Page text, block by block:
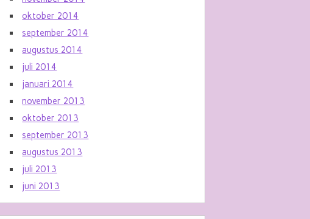
oktober 2014
september 2014
augustus 2014
juli 2014
januari 2014
november 2013
oktober 2013
september 2013
augustus 2013
juli 2013
juni 2013